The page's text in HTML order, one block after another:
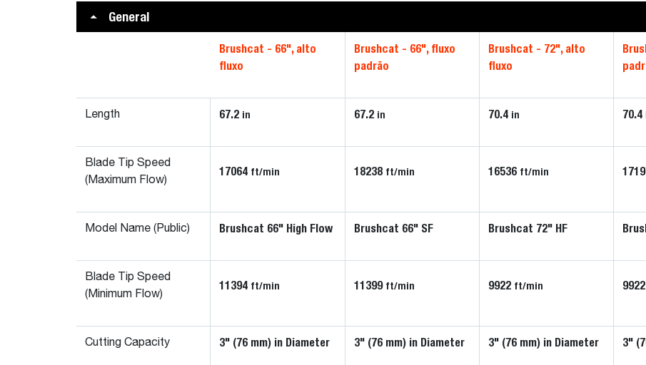
General
Brushcat - 66", alto
fluxo
Brushcat - 66", fluxo
padrão
Brushcat - 72", alto
fluxo
Length 67.2 in 67.2 in 70.4 in 70.4
Blade Tip Speed
(Maximum Flow)
17064 ft/min 18238 ft/min 16536 ft/min
Model Name (Public) Brushcat 66" High Flow Brushcat 66" SF Brushcat 72" HF
Blade Tip Speed
(Minimum Flow)
11394 ft/min 11399 ft/min 9922 ft/min 9922
Cutting Capacity 3" (76 mm) in Diameter 3" (76 mm) in Diameter 3" (76 mm) in Diameter 3"